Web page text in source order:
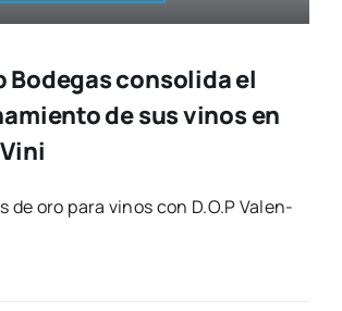
Bodegas consolida el
de sus vinos en
de oro para vinos con D.O.P Valen­